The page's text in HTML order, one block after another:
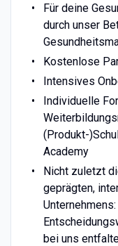
Für deine
durch unser
Kostenlose
Intensives
Individuelle
(Produkt-
Academy
Nicht zuletzt
geprägten,
bei uns